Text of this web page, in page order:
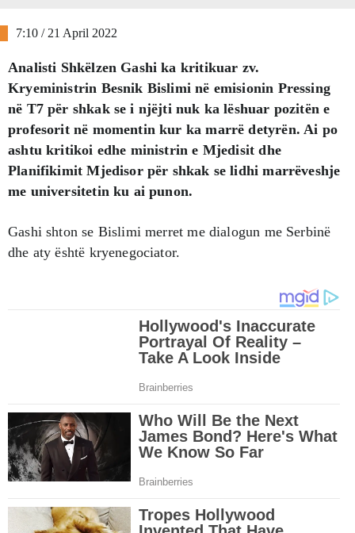
7:10 / 21 April 2022
Analisti Shkëlzen Gashi ka kritikuar zv.
Kryeministrin Besnik Bislimi në emisionin Pressing
në T7 për shkak se i njëjti nuk ka lëshuar pozitën e
profesorit në momentin kur ka marrë detyrën. Ai po
ashtu kritikoi edhe ministrin e Mjedisit dhe
Planifikimit Mjedisor për shkak se lidhi marrëveshje
me universitetin ku ai punon.
Gashi shton se Bislimi merret me dialogun me Serbinë
dhe aty është kryenegociator.